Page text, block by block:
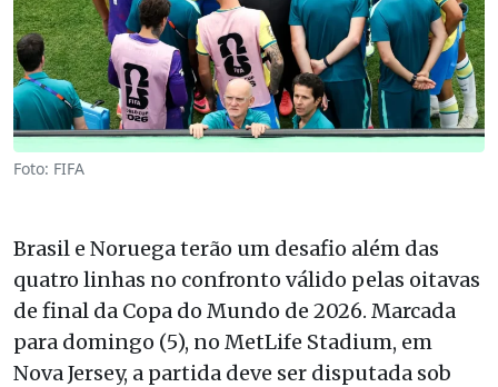
Foto: FIFA
Brasil e Noruega terão um desafio além das
quatro linhas no confronto válido pelas oitavas
de final da Copa do Mundo de 2026. Marcada
para domingo (5), no MetLife Stadium, em
Nova Jersey, a partida deve ser disputada sob